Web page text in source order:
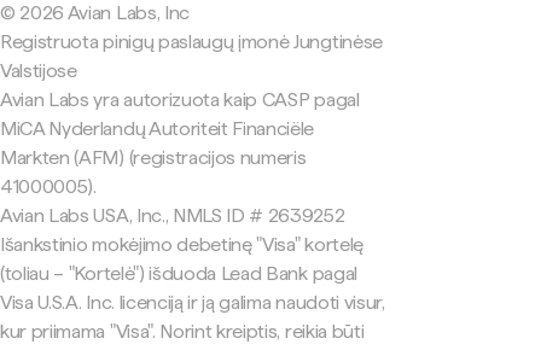
© 2026 Avian Labs, Inc
Registruota pinigų paslaugų įmonė Jungtinėse
Valstijose
Avian Labs yra autorizuota kaip CASP pagal
MiCA Nyderlandų Autoriteit Financiële
Markten (AFM) (registracijos numeris
41000005).
Avian Labs USA, Inc., NMLS ID # 2639252
Išankstinio mokėjimo debetinę "Visa" kortelę
(toliau – "Kortelė") išduoda Lead Bank pagal
Visa U.S.A. Inc. licenciją ir ją galima naudoti visur,
kur priimama "Visa". Norint kreiptis, reikia būti